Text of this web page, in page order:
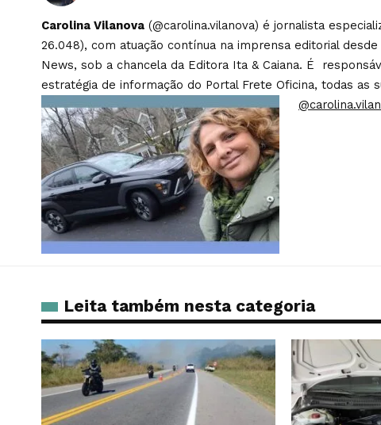
Carolina Vilanova (@carolina.vilanova) é jornalista
26.048), com atuação contínua na imprensa editorial
News, sob a chancela da Editora Ita & Caiana. É
estratégia de informação do Portal Frete Oficina, todas as
Leita também nesta categoria